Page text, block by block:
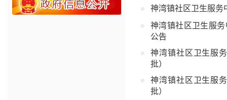
神湾镇社区卫生服务
神湾镇社区卫生服
公告
神湾镇社区卫生服
批）
神湾镇社区卫生服
批）